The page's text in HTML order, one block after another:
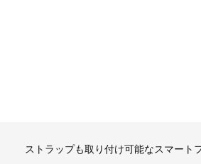
ストラップも取り付け可能なスマート